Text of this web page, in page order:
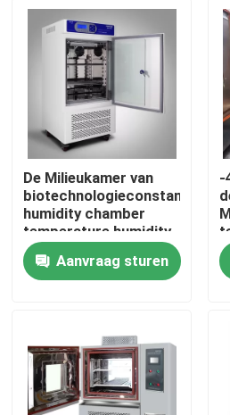
Contacten
Producten
Laboratorium Drogere Oven
Industriële droogoven
Thermostatische Incubator
Temperatuur Vochtigheid
Klimaatkamer
De Milieukamer van
biotechnologieconstant
humidity chamber
temperature humidity
Aanvraag sturen
-